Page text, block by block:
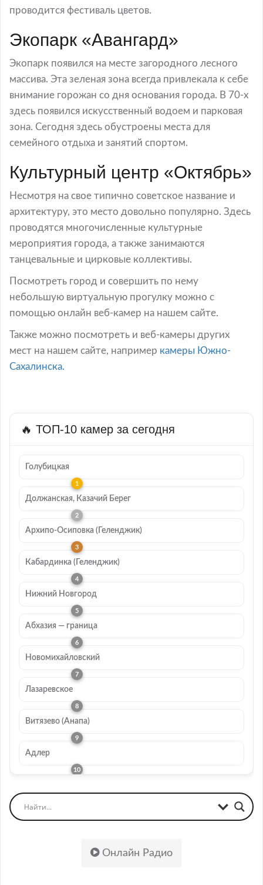
проводится фестиваль цветов.
Экопарк «Авангард»
Экопарк появился на месте загородного лесного
массива. Эта зеленая зона всегда привлекала к себе
внимание горожан со дня основания города. В 70-х
здесь появился искусственный водоем и парковая
зона. Сегодня здесь обустроены места для
семейного отдыха и занятий спортом.
Культурный центр «Октябрь»
Несмотря на свое типично советское название и
архитектуру, это место довольно популярно. Здесь
проводятся многочисленные культурные
мероприятия города, а также занимаются
танцевальные и цирковые коллективы.
Посмотреть город и совершить по нему
небольшую виртуальную прогулку можно с
помощью онлайн веб-камер на нашем сайте.
Также можно посмотреть и веб-камеры других
мест на нашем сайте, например камеры Южно-
Сахалинска.
🔥 ТОП-10 камер за сегодня
Голубицкая
Должанская, Казачий Берег
Архипо-Осиповка (Геленджик)
Кабардинка (Геленджик)
Нижний Новгород
Абхазия — граница
Новомихайловский
Лазаревское
Витязево (Анапа)
Адлер
Онлайн Радио